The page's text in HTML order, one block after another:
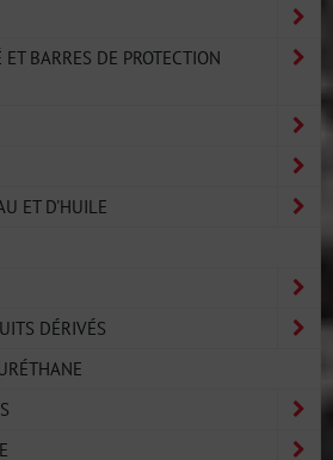
BARRES DE PROTECTION
ET D'HUILE
DÉRIVÉS